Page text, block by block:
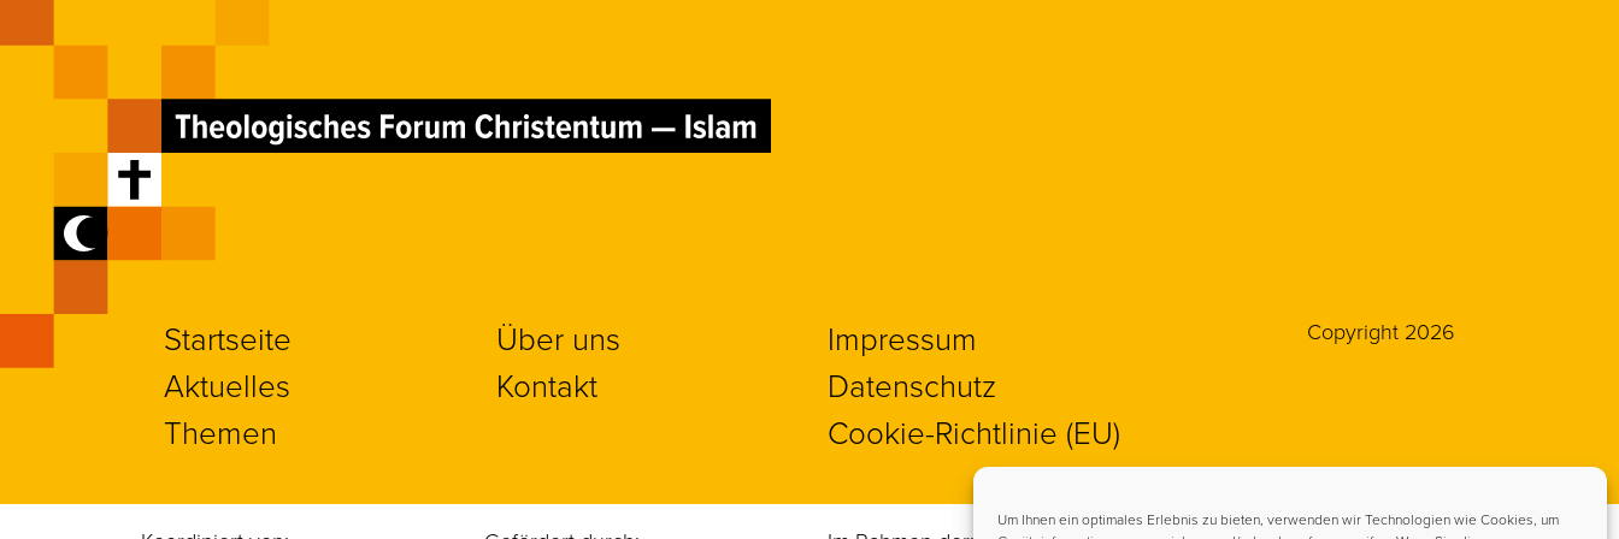
Um Ihnen ein optimales Erlebnis zu bieten, verwenden wir Technologien wie Cookies, um
Startseite
Aktuelles
Themen
Über uns
Kontakt
Impressum
Datenschutz
Cookie-Richtlinie (EU)
Copyright 2026